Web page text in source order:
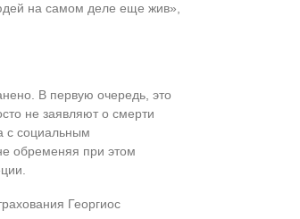
на самом деле еще жив»,
В первую очередь, это
не заявляют о смерти
с социальным
обременяя при этом
Георгиос